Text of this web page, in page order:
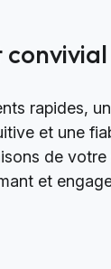
convivial
rapides,
et une
de votre
et